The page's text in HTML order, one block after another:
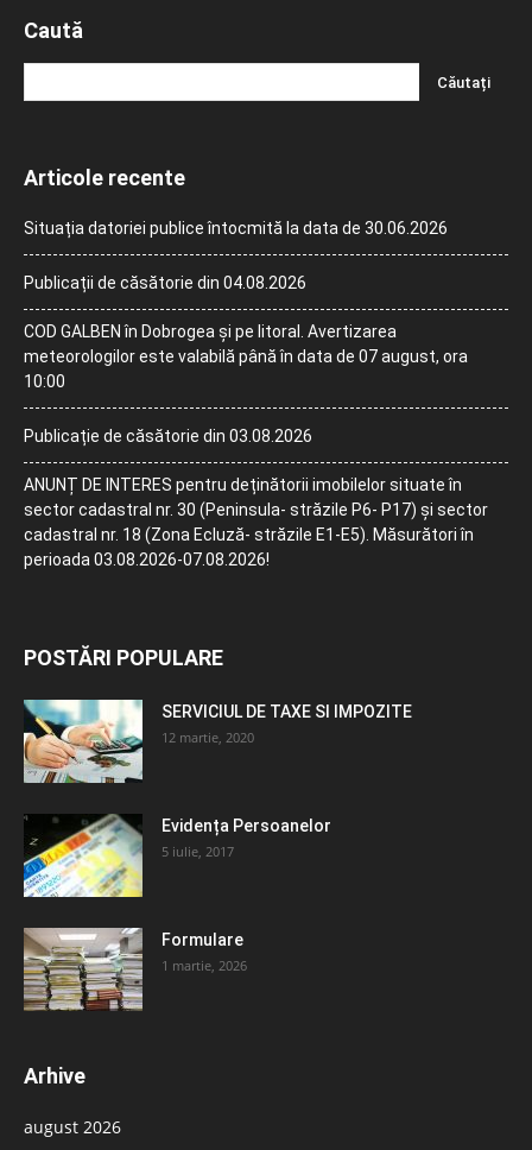
Caută
Articole recente
Situația datoriei publice întocmită la data de 30.06.2026
Publicații de căsătorie din 04.08.2026
COD GALBEN în Dobrogea și pe litoral. Avertizarea
meteorologilor este valabilă până în data de 07 august, ora
10:00
Publicație de căsătorie din 03.08.2026
ANUNȚ DE INTERES pentru deținătorii imobilelor situate în
sector cadastral nr. 30 (Peninsula- străzile P6- P17) și sector
cadastral nr. 18 (Zona Ecluză- străzile E1-E5). Măsurători în
perioada 03.08.2026-07.08.2026!
POSTĂRI POPULARE
SERVICIUL DE TAXE SI IMPOZITE
12 martie, 2020
Evidența Persoanelor
5 iulie, 2017
Formulare
1 martie, 2026
Arhive
august 2026